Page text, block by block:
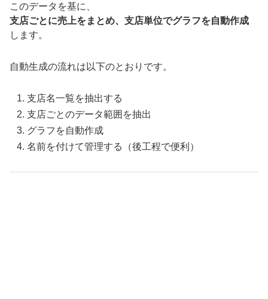
このデータを基に、
支店ごとに売上をまとめ、支店単位でグラフを自動作成
します。
自動生成の流れは以下のとおりです。
支店名一覧を抽出する
支店ごとのデータ範囲を抽出
グラフを自動作成
名前を付けて管理する（後工程で便利）